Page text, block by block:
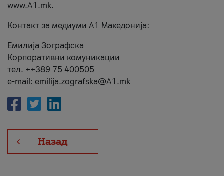
www.А1.mk.
Контакт за медиуми А1 Македонија:
Емилија Зографска
Корпоративни комуникации
тел. ++389 75 400505
e-mail: emilija.zografska@A1.mk
Назад